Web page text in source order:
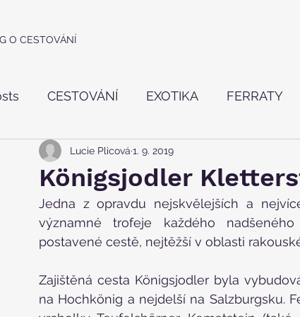
O CESTOVÁNÍ
CESTOVÁNÍ EXOTIKA FERRATY
IN - LINE HOROLEZECTVÍ
Königsjodler
Lucie Plicová 1. 9. 2019
Jedna z opravdu nejskvělejších a
významné trofeje každého
postavené cestě, nejtěžší v oblasti
Zajištěná cesta Königsjodler byla
na Hochkönig a nejdelší na Salzburgsku.